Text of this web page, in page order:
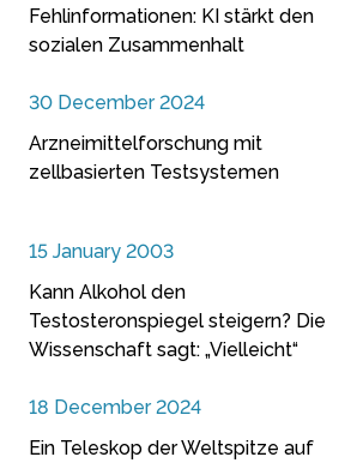
Fehlinformationen: KI stärkt den
sozialen Zusammenhalt
30 December 2024
Arzneimittelforschung mit
zellbasierten Testsystemen
15 January 2003
Kann Alkohol den
Testosteronspiegel steigern? Die
Wissenschaft sagt: „Vielleicht“
18 December 2024
Ein Teleskop der Weltspitze auf